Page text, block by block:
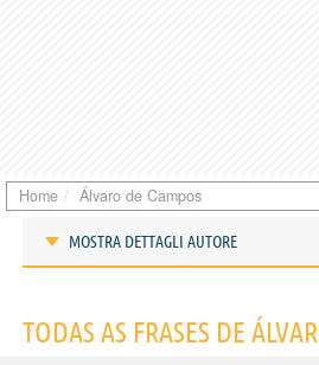
Home Álvaro de Campos
MOSTRA DETTAGLI AUTORE
TODAS AS FRASES DE